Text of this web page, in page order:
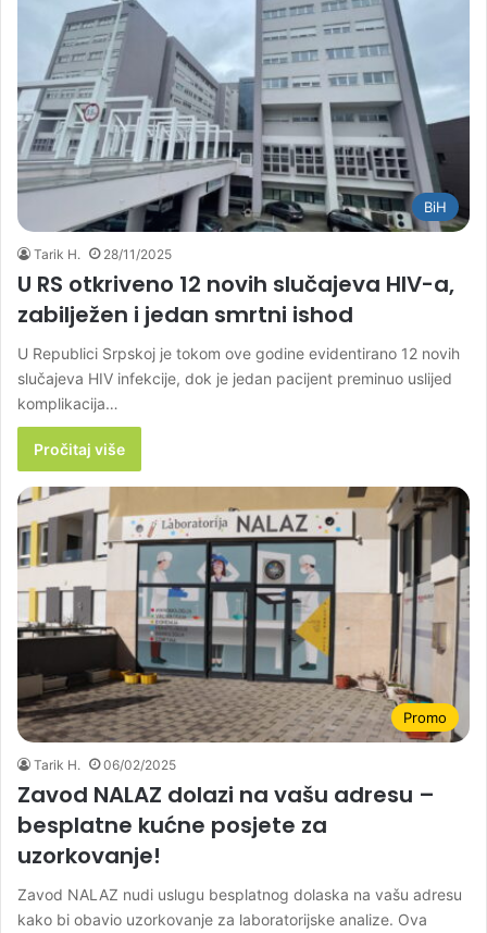
BiH
Tarik H. 28/11/2025
U RS otkriveno 12 novih slučajeva HIV-a,
zabilježen i jedan smrtni ishod
U Republici Srpskoj je tokom ove godine evidentirano 12 novih
slučajeva HIV infekcije, dok je jedan pacijent preminuo uslijed
komplikacija…
Pročitaj više
Promo
Tarik H. 06/02/2025
Zavod NALAZ dolazi na vašu adresu –
besplatne kućne posjete za
uzorkovanje!
Zavod NALAZ nudi uslugu besplatnog dolaska na vašu adresu
kako bi obavio uzorkovanje za laboratorijske analize. Ova